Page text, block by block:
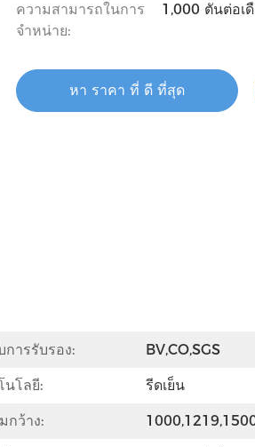
ความสามารถในการ
จําหน่าย:
1,000 ตันต่อเ
หา ราคา ที่ ดี ที่สุด
การรับรอง: BV,CO,SGS
นโลยี: รีดเย็น
กว้าง: